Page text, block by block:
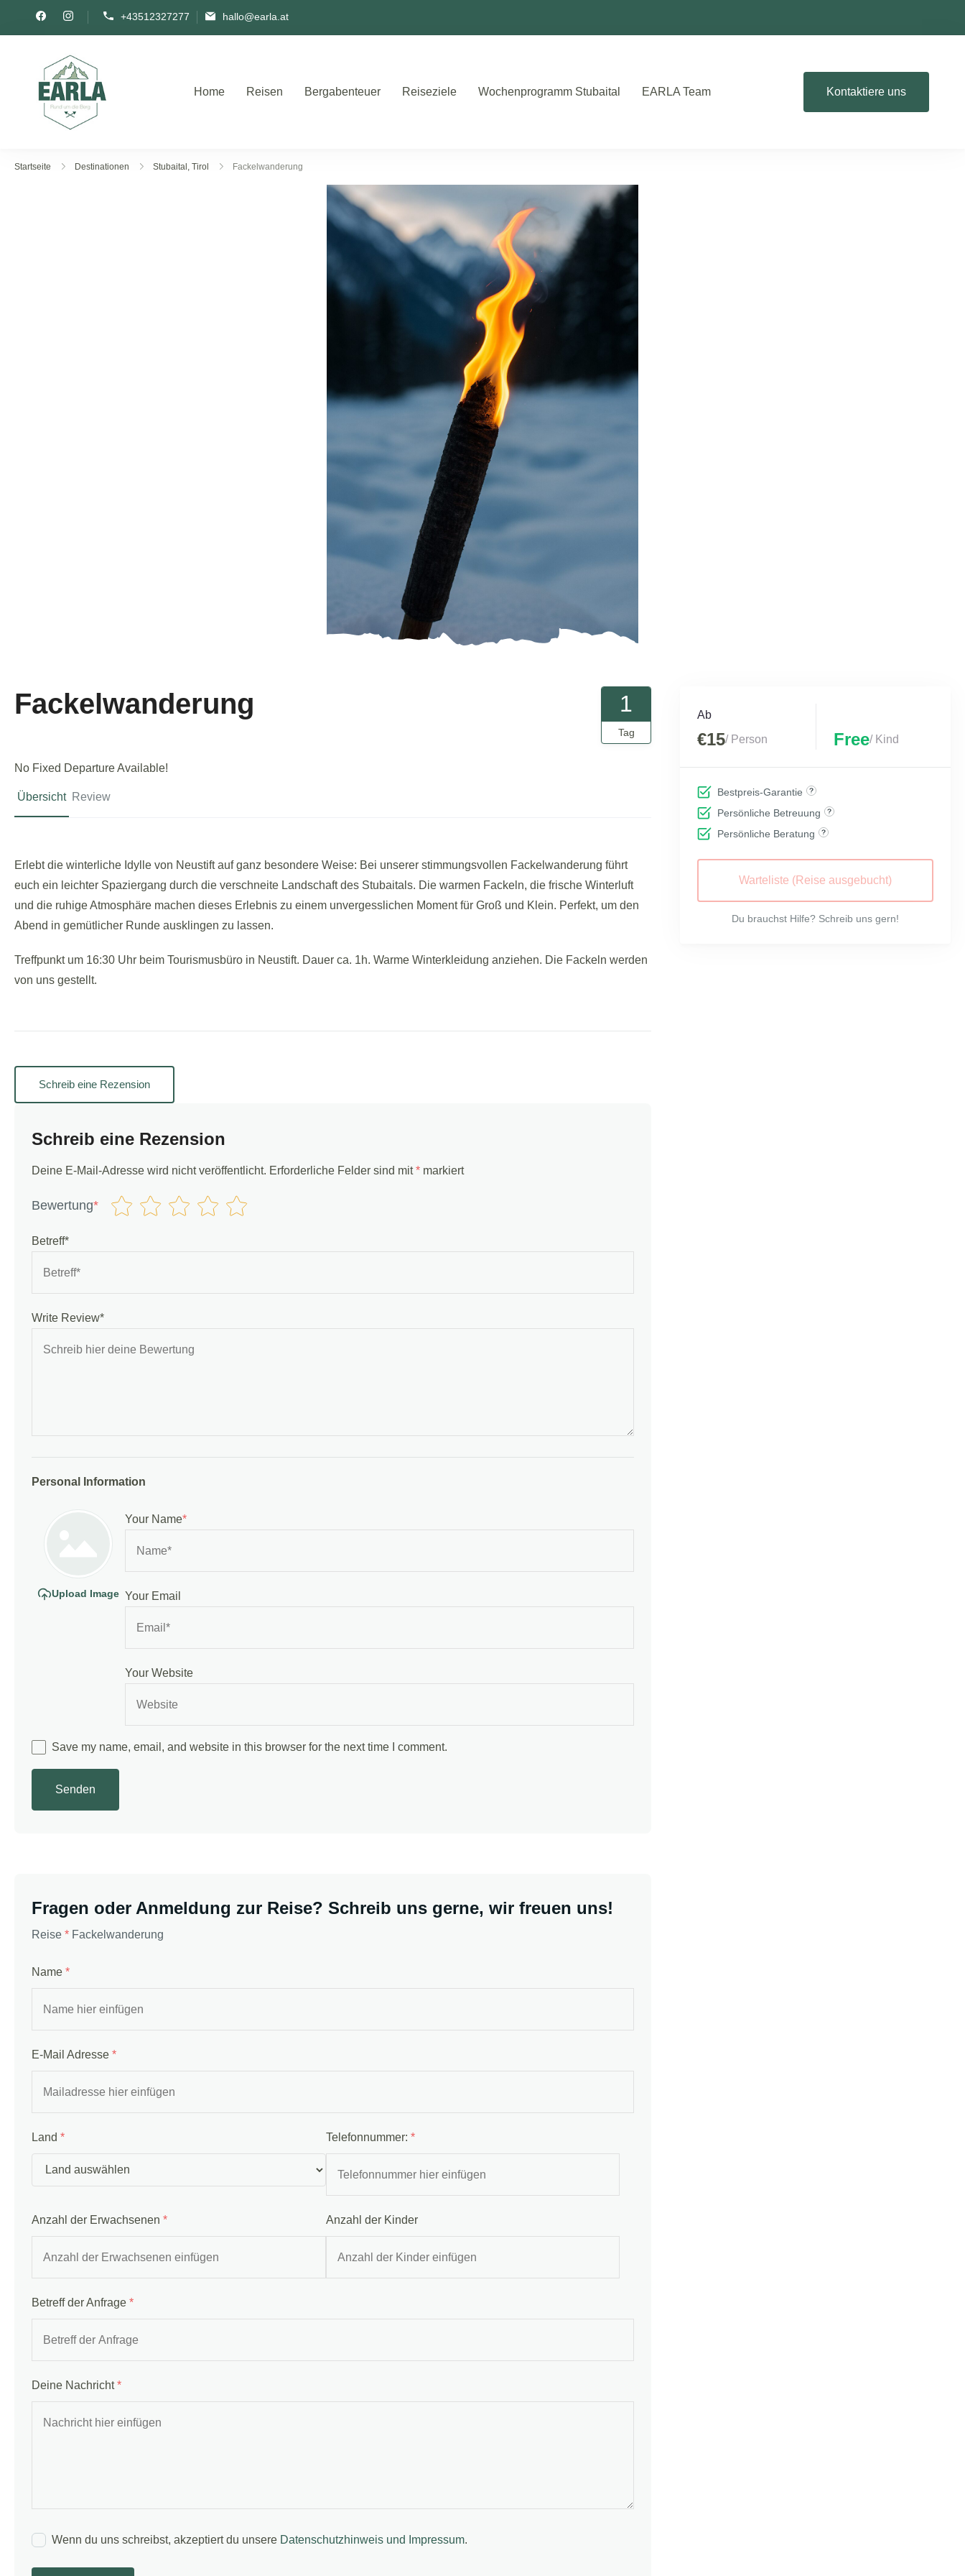
+43512327277 hallo@earla.at
Home Reisen Bergabenteuer Reiseziele Wochenprogramm Stubaital EARLA Team Kontaktiere uns
Startseite Destinationen Stubaital, Tirol Fackelwanderung
Fackelwanderung 1
Tag
No Fixed Departure Available!
Übersicht Review
Erlebt die winterliche Idylle von Neustift auf ganz besondere Weise: Bei unserer stimmungsvollen Fackelwanderung führt
euch ein leichter Spaziergang durch die verschneite Landschaft des Stubaitals. Die warmen Fackeln, die frische Winterluft
und die ruhige Atmosphäre machen dieses Erlebnis zu einem unvergesslichen Moment für Groß und Klein. Perfekt, um den
Abend in gemütlicher Runde ausklingen zu lassen.
Treffpunkt um 16:30 Uhr beim Tourismusbüro in Neustift. Dauer ca. 1h. Warme Winterkleidung anziehen. Die Fackeln werden
von uns gestellt.
Schreib eine Rezension
Schreib eine Rezension
Deine E-Mail-Adresse wird nicht veröffentlicht. Erforderliche Felder sind mit* markiert
Bewertung*
Betreff*
Write Review*
Personal Information
Upload Image
Your Name*
Your Email
Your Website
Save my name, email, and website in this browser for the next time I comment.
Fragen oder Anmeldung zur Reise? Schreib uns gerne, wir freuen uns!
Reise * Fackelwanderung
Name *
E-Mail Adresse *
Land * Telefonnummer: *
Anzahl der Erwachsenen * Anzahl der Kinder
Betreff der Anfrage *
Deine Nachricht*
Wenn du uns schreibst, akzeptiert du unsere Datenschutzhinweis und Impressum.
Ab
€15/ Person Free/ Kind
Bestpreis-Garantie
Persönliche Betreuung
Persönliche Beratung
Warteliste (Reise ausgebucht)
Du brauchst Hilfe? Schreib uns gern!